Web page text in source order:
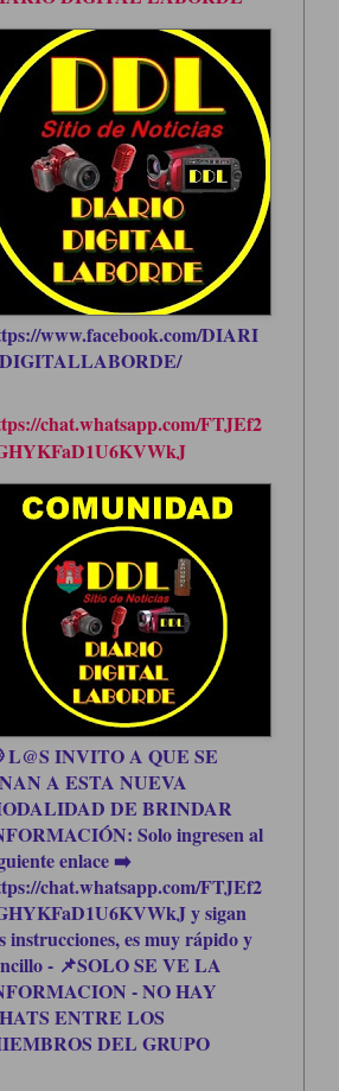
www.facebook.com/DIARI
chat.whatsapp.com/FTJEf2
L@S INVITO A QUE SE
A ESTA NUEVA
DE BRINDAR
Solo ingresen al
enlace ➡️
chat.whatsapp.com/FTJEf2
y sigan
instrucciones, es muy rápido y
- 📌SOLO SE VE LA
- NO HAY
ENTRE LOS
DEL GRUPO